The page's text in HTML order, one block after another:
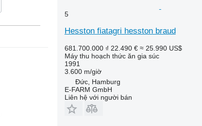
5
Hesston fiatagri hesston braud
681.700.000 ₫ 22.490 € ≈ 25.990 US$
Máy thu hoạch thức ăn gia súc
1991
3.600 m/giờ
Đức, Hamburg
E-FARM GmbH
Liên hệ với người bán